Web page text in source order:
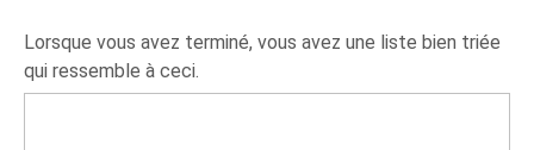
Lorsque vous avez terminé, vous avez une liste bien triée
qui ressemble à ceci.